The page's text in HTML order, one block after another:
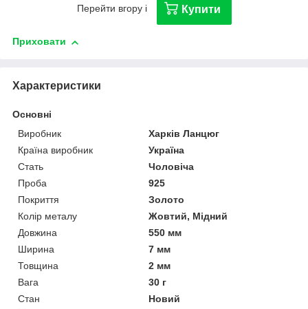
Перейти вгору і Купити
Приховати
Характеристики
Основні
Виробник
Харків Ланцюг
Країна виробник
Україна
Стать
Чоловіча
Проба
925
Покриття
Золото
Колір металу
Жовтий, Мідний
Довжина
550 мм
Ширина
7 мм
Товщина
2 мм
Вага
30 г
Стан
Новий